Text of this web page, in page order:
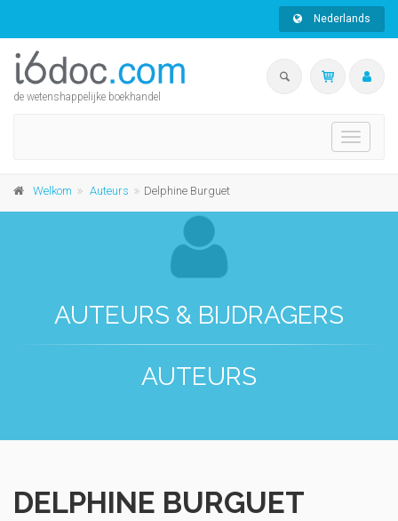
Nederlands
de wetenshappelijke boekhandel
Toggle
Welkom Auteurs Delphine Burguet
AUTEURS & BIJDRAGERS
AUTEURS
DELPHINE BURGUET